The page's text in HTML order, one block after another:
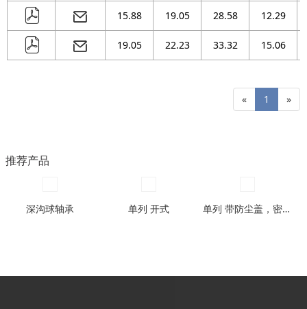
15.88 19.05 28.58 12.29
19.05 22.23 33.32 15.06
« 1 »
推荐产品
深沟球轴承 单列 开式 单列 带防尘盖，密封圈型